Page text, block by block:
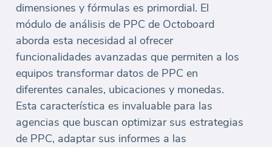
dimensiones y fórmulas es primordial. El
módulo de análisis de PPC de Octoboard
aborda esta necesidad al ofrecer
funcionalidades avanzadas que permiten a los
equipos transformar datos de PPC en
diferentes canales, ubicaciones y monedas.
Esta característica es invaluable para las
agencias que buscan optimizar sus estrategias
de PPC, adaptar sus informes a las